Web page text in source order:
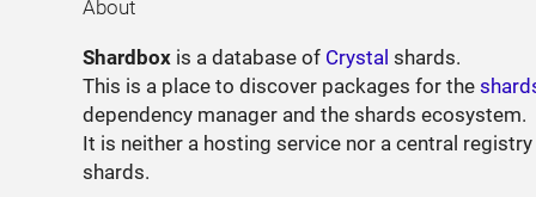
About
Shardbox is a database of Crystal shards.
This is a place to discover packages for the
dependency manager and the shards ecosystem.
It is neither a hosting service nor a central
shards.